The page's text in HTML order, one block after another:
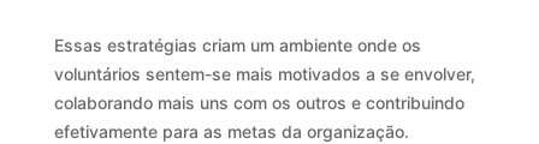
Essas estratégias criam um ambiente onde os
voluntários sentem-se mais motivados a se envolver,
colaborando mais uns com os outros e contribuindo
efetivamente para as metas da organização.